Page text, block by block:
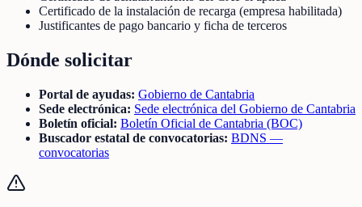
Certificado de la instalación de recarga (empresa habilitada)
Justificantes de pago bancario y ficha de terceros
Dónde solicitar
Portal de ayudas: Gobierno de Cantabria
Sede electrónica: Sede electrónica del Gobierno de Cantabria
Boletín oficial: Boletín Oficial de Cantabria (BOC)
Buscador estatal de convocatorias: BDNS —
convocatorias